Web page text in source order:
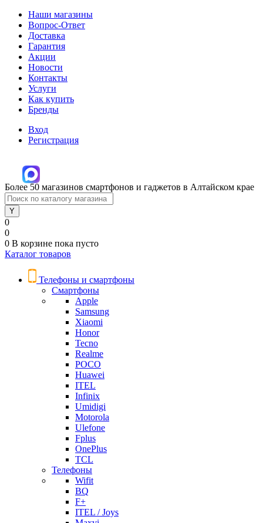
Наши магазины
Вопрос-Ответ
Доставка
Гарантия
Акции
Новости
Контакты
Услуги
Как купить
Бренды
Вход
Регистрация
Более 50 магазинов смартфонов и гаджетов в Алтайском крае
0
0
0 В корзине пока пусто
Каталог товаров
Телефоны и смартфоны
Смартфоны
Apple
Samsung
Xiaomi
Honor
Tecno
Realme
POCO
Huawei
ITEL
Infinix
Umidigi
Motorola
Ulefone
Fplus
OnePlus
TCL
Телефоны
Wifit
BQ
F+
ITEL / Joys